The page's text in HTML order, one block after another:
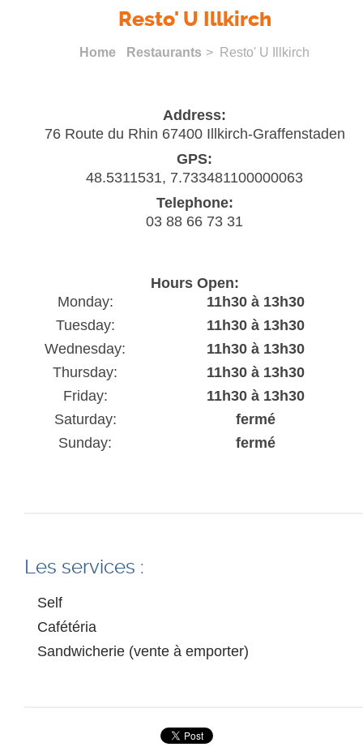
Resto' U Illkirch
Home Restaurants > Resto' U Illkirch
Address:
76 Route du Rhin 67400 Illkirch-Graffenstaden
GPS:
48.5311531, 7.733481100000063
Telephone:
03 88 66 73 31
Hours Open:
Monday:
11h30 à 13h30
Tuesday:
11h30 à 13h30
Wednesday:
11h30 à 13h30
Thursday:
11h30 à 13h30
Friday:
11h30 à 13h30
Saturday:
fermé
Sunday:
fermé
Les services :
Self
Cafétéria
Sandwicherie (vente à emporter)